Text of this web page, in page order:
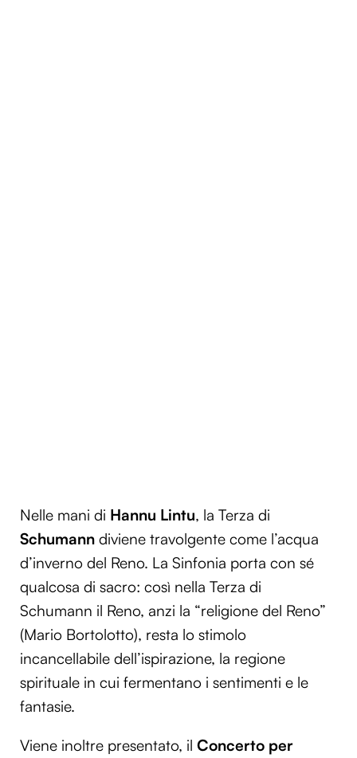
Nelle mani di Hannu Lintu, la Terza di
Schumann diviene travolgente come l’acqua
d’inverno del Reno. La Sinfonia porta con sé
qualcosa di sacro: così nella Terza di
Schumann il Reno, anzi la “religione del Reno”
(Mario Bortolotto), resta lo stimolo
incancellabile dell’ispirazione, la regione
spirituale in cui fermentano i sentimenti e le
fantasie.
Viene inoltre presentato, il Concerto per